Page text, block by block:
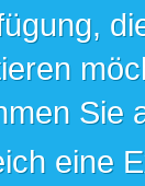
Sie
eine